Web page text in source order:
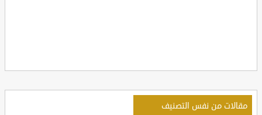
مقالات من نفس التصنيف